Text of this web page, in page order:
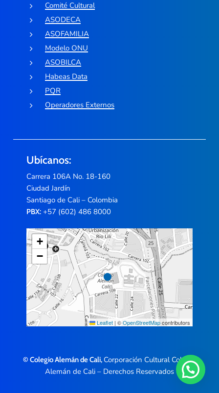
Comité Cultural
ASODECA
ASOFAMILIA
Modelo ONU
ASOBILCA
Habeas Data
PQR
Operadores Externos
Ubícanos:
Carrera 106A No. 18-160
Ciudad Jardín
Santiago de Cali – Colombia
PBX:+57 (602) 486 8000
+
−
Leaflet | ©OpenStreetMapcontributors
© Colegio Alemán de Cali, Corporación Cultural Colegio
Alemán de Cali – Derechos Reservados